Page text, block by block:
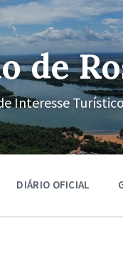
de
Interesse
DIÁRIO OFICIAL